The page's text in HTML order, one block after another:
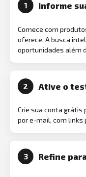
1 Informe
Comece com
oferece. A busca
oportunidades além
2 Ative o
Crie sua conta grátis
por e-mail, com links
3 Refine